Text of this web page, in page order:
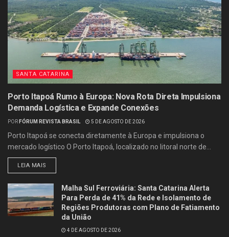
SANTA CATARINA
Porto Itapoá Rumo à Europa: Nova Rota Direta Impulsiona
Demanda Logística e Expande Conexões
POR FÓRUM REVISTA BRASIL 5 DE AGOSTO DE 2026
Porto Itapoá se conecta diretamente à Europa e impulsiona o
mercado logístico O Porto Itapoá, localizado no litoral norte de...
LEIA MAIS
Malha Sul Ferroviária: Santa Catarina Alerta
Para Perda de 41% da Rede e Isolamento de
Regiões Produtoras com Plano de Fatiamento
da União
4 DE AGOSTO DE 2026